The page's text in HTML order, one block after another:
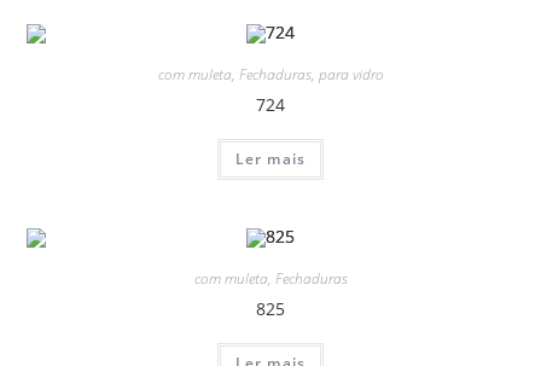
com muleta, Fechaduras, para vidro
724
Ler mais
com muleta, Fechaduras
825